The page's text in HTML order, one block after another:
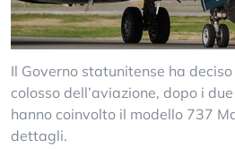
Il Governo statunitense ha
colosso dell’aviazione, dopo i
hanno coinvolto il modello 737
dettagli.